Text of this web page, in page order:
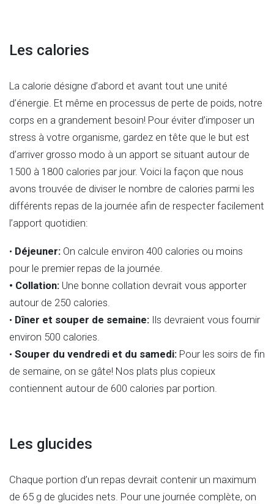
Les calories
La calorie désigne d’abord et avant tout une unité
d’énergie. Et même en processus de perte de poids, notre
corps en a grandement besoin! Pour éviter d’imposer un
stress à votre organisme, gardez en tête que le but est
d’arriver grosso modo à un apport se situant autour de
1500 à 1800 calories par jour. Voici la façon que nous
avons trouvée de diviser le nombre de calories parmi les
différents repas de la journée afin de respecter facilement
l’apport quotidien:
• Déjeuner: On calcule environ 400 calories ou moins
pour le premier repas de la journée.
• Collation: Une bonne collation devrait vous apporter
autour de 250 calories.
• Dîner et souper de semaine: Ils devraient vous fournir
environ 500 calories.
• Souper du vendredi et du samedi: Pour les soirs de fin
de semaine, on se gâte! Nos plats plus copieux
contiennent autour de 600 calories par portion.
Les glucides
Chaque portion d’un repas devrait contenir un maximum
de 65 g de glucides nets. Pour une journée complète, on